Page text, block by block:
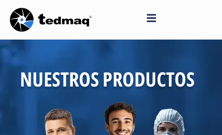
Saltar
al
contenido
NUESTROS PRODUCTOS